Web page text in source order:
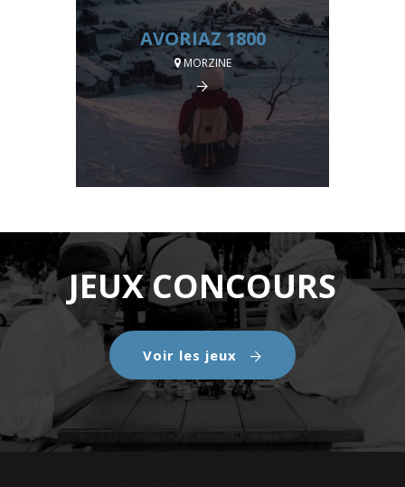
AVORIAZ 1800
MORZINE
JEUX CONCOURS
Voir les jeux